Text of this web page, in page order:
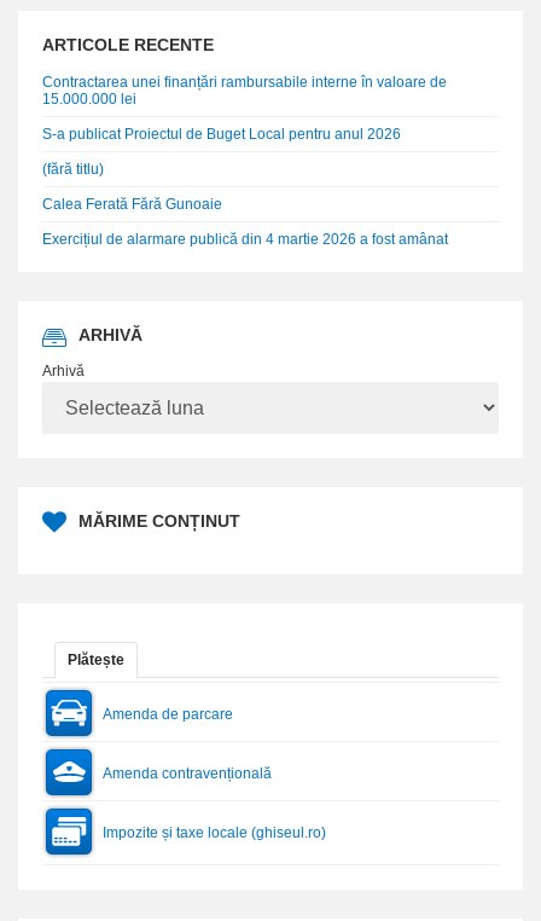
ARTICOLE RECENTE
Contractarea unei finanțări rambursabile interne în valoare de
15.000.000 lei
S-a publicat Proiectul de Buget Local pentru anul 2026
(fără titlu)
Calea Ferată Fără Gunoaie
Exercițiul de alarmare publică din 4 martie 2026 a fost amânat
ARHIVĂ
Arhivă
MĂRIME CONȚINUT
Plătește
Amenda de parcare
Amenda contravențională
Impozite și taxe locale (ghiseul.ro)